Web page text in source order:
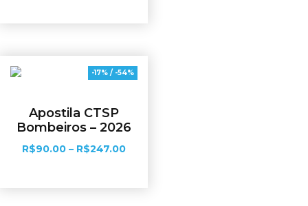
-17% / -54%
Apostila CTSP
Bombeiros – 2026
R$90.00 – R$247.00